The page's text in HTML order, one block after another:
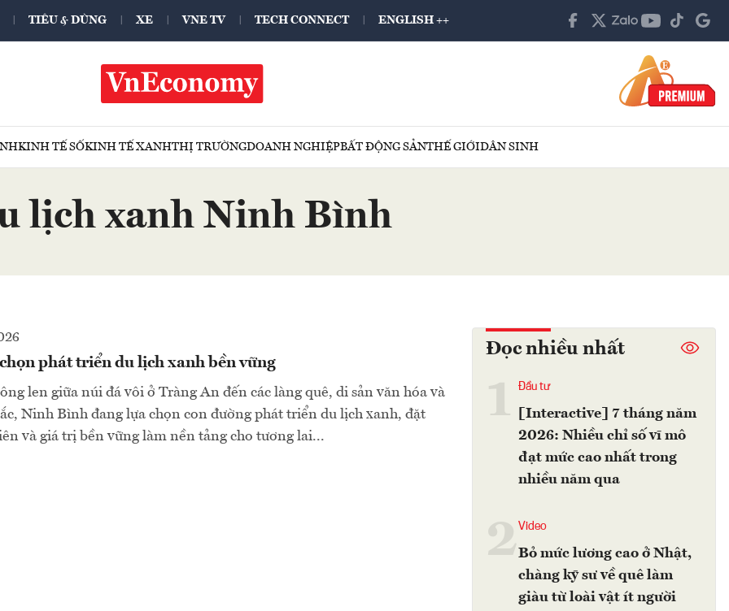
TIÊU & DÙNG XE VNE TV TECH CONNECT ENGLISH ++
KINH TẾ SỐKINH TẾ XANHTHỊ TRƯỜNGDOANH NGHIỆPBẤT ĐỘNG SẢNTHẾ GIỚIDÂN SINH
lịch xanh Ninh Bình
phát triển du lịch xanh bền vững
len giữa núi đá vôi ở Tràng An đến các làng quê, di sản văn hóa và
Ninh Bình đang lựa chọn con đường phát triển du lịch xanh, đặt
và giá trị bền vững làm nền tảng cho tương lai...
Đọc nhiều nhất
Đầu tư
[Interactive] 7 tháng năm
2026: Nhiều chỉ số vĩ mô
đạt mức cao nhất trong
nhiều năm qua
2Video
Bỏ mức lương cao ở Nhật,
chàng kỹ sư về quê làm
giàu từ loài vật ít người